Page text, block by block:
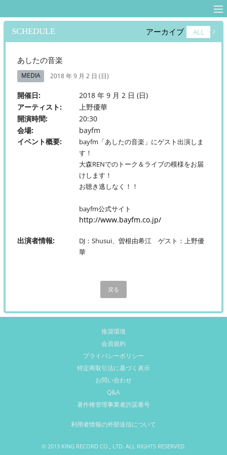
シャルサイト-
DISCOGRAPHY
BLOG
PROFILE
FANCLUB
MY PAGE
SCHEDULE ALL
アーカイブ
あしたの音楽
MEDIA 2018 年 9 月 2 日 (日)
開催日
2018 年 9 月 2 日 (日)
アーティスト
上野優華
開演時間
20:30
会場
bayfm
イベント概要
bayfm「あしたの音楽」にゲスト出演しま
す！
大森RENでのトーク＆ライブの模様をお届
けします！
お聴き逃しなく！！
bayfm公式サイト
http://www.bayfm.co.jp/
出演者情報
DJ：Shusui、曽根由希江 ゲスト：上野優
華
戻る
推奨環境
会員規約
プライバシーポリシー
特定商取引法に基づく表示
お問い合わせ
Q&A
著作権管理事業者許諾番号
利用者情報の外部送信について
© 2013 KING RECORD CO., LTD. ALL RIGHTS RESERVED.